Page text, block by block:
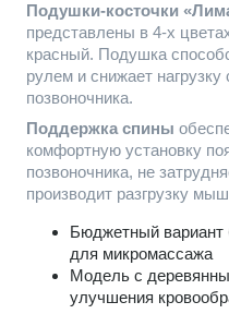
Подушки-косточки
представлены в 4-х
красный. Подушка
рулем и снижает
позвоночника.
Поддержка спины
комфортную установку
позвоночника, не
производит разгрузку
Бюджетный
для микромассажа
Модель с
улучшения